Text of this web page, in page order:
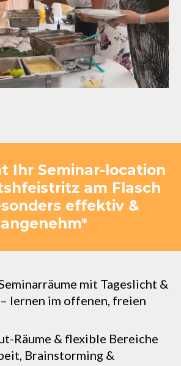
Ihr Seminar-location
am Flasch
effektiv &
angenehm*
mit Tageslicht &
lernen im offenen, freien
Räume & flexible Bereiche
Brainstorming &